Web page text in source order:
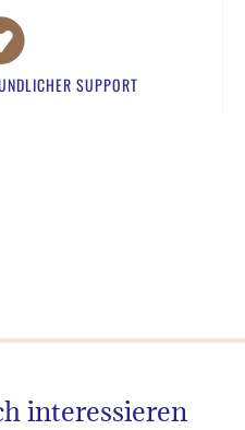
SUPPORT​
interessieren